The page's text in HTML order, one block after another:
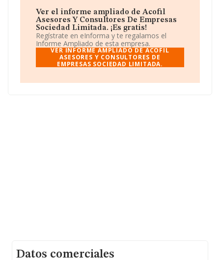
fiscal. si alguna de las. La sociedad está inscrita en el
Registro Mercantil como Sociedad Limitada. Tiene
CNAE: 6920 - 'Actividades de contabilidad, teneduría de
libros, auditoría y asesoría fiscal'. La compañía no tiene
actividad en mercados exteriores.
Para más información es posible contactar a través del
teléfono 941201969.
La empresa españolaAcofil Asesores y Consultores
Ver el informe ampliado de Acofil
Asesores Y Consultores De Empresas
Sociedad Limitada. ¡Es gratis!
Regístrate en eInforma y te regalamos el
Informe Ampliado de esta empresa.
VER INFORME AMPLIADO DE ACOFIL
ASESORES Y CONSULTORES DE
EMPRESAS SOCIEDAD LIMITADA.
Datos comerciales